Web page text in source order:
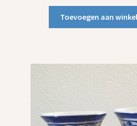
Toevoegen aan